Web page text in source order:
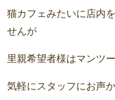
猫カフェみたいに店内
せんが
里親希望者様はマンツ
気軽にスタッフにお声